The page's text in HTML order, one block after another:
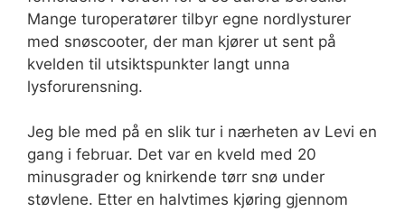
Mange turoperatører tilbyr egne nordlysturer
med snøscooter, der man kjører ut sent på
kvelden til utsiktspunkter langt unna
lysforurensning.
Jeg ble med på en slik tur i nærheten av Levi en
gang i februar. Det var en kveld med 20
minusgrader og knirkende tørr snø under
støvlene. Etter en halvtimes kjøring gjennom